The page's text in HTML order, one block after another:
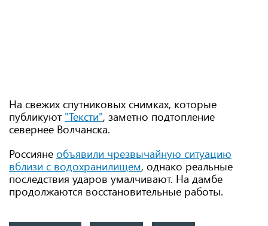
На свежих спутниковых снимках, которые
публикуют "Тексти", заметно подтопление
севернее Волчанска.
Россияне объявили чрезвычайную ситуацию
вблизи с водохранилищем, однако реальные
последствия ударов умалчивают. На дамбе
продолжаются восстановительные работы.